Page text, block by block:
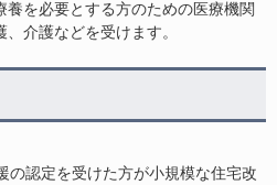
養を必要とする方のための医療機関
介護などを受けます。
の認定を受けた方が小規模な住宅改